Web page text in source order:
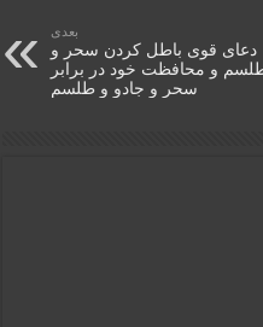
بعدی
دعای قوی باطل کردن سحر و
و محافظت خود در برابر
سحر و جادو و طلسم